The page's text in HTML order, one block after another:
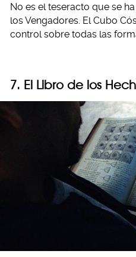
No es el teseracto que se
los Vengadores. El Cubo
control sobre todas las
7. El Libro de los